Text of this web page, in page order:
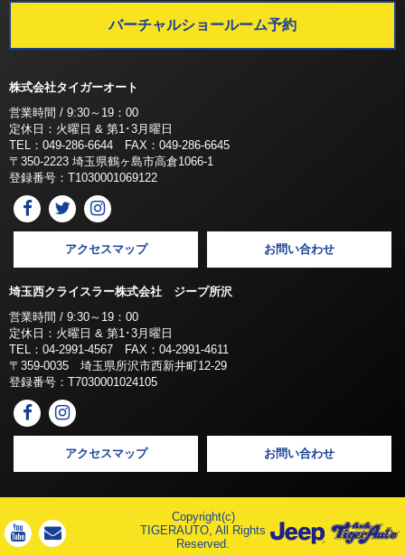
バーチャルショールーム予約
株式会社タイガーオート
営業時間 / 9:30～19：00
定休日：火曜日 & 第1･3月曜日
TEL：049-286-6644 FAX：049-286-6645
〒350-2223 埼玉県鶴ヶ島市高倉1066-1
登録番号：T1030001069122
アクセスマップ お問い合わせ
埼玉西クライスラー株式会社 ジープ所沢
営業時間 / 9:30～19：00
定休日：火曜日 & 第1･3月曜日
TEL：04-2991-4567 FAX：04-2991-4611
〒359-0035 埼玉県所沢市西新井町12-29
登録番号：T7030001024105
アクセスマップ お問い合わせ
Copyright(c)
TIGERAUTO, All Rights
Reserved.